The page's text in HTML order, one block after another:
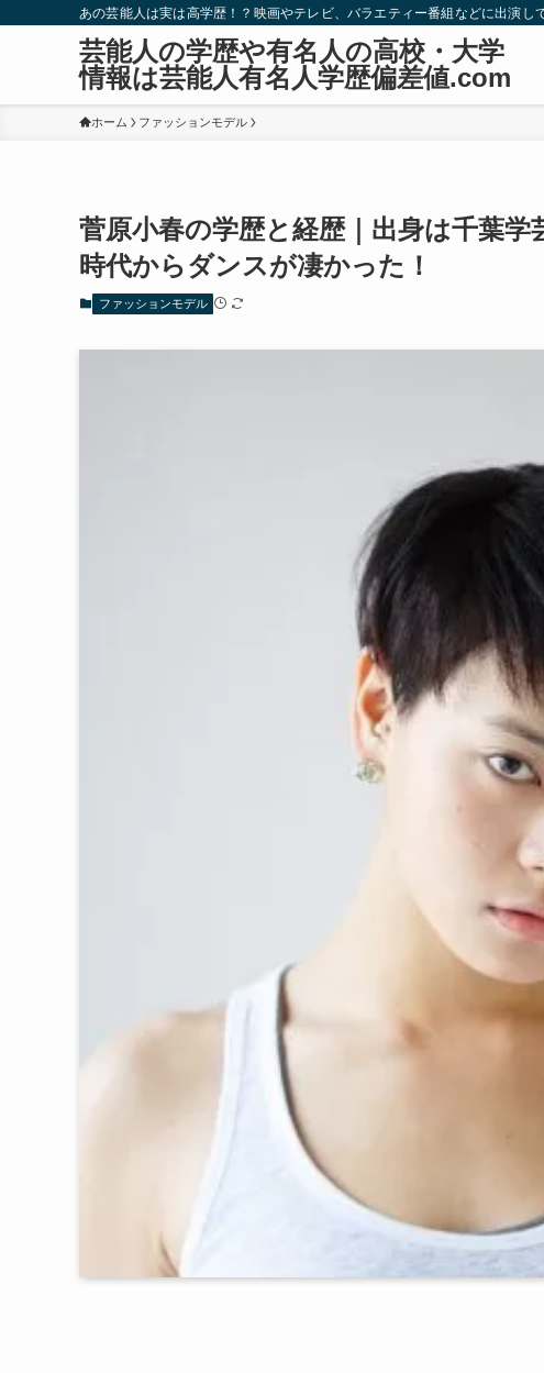
あの芸能人は実は高学歴！？映画やテレビ、バラエティー番組などに出演
芸能人の学歴や有名人の高校・大学
情報は芸能人有名人学歴偏差値.com
ホーム ファッションモデル
菅原小春の学歴と経歴｜出身は千葉
時代からダンスが凄かった！
ファッションモデル